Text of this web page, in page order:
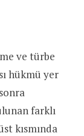
ve türbe
hükmü yer
farklı
kısmında